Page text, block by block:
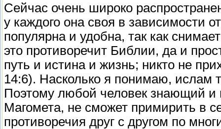
Сейчас очень широко
у каждого она своя в зависимости
популярна и удобна, так как
это противоречит Библии, да и
путь и истина и жизнь; никто не
14:6). Насколько я понимаю, ислам
Поэтому любой человек знающий
Магомета, не сможет примирить в
противоречия друг с другом по